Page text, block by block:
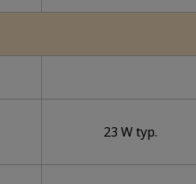
23 W typ.